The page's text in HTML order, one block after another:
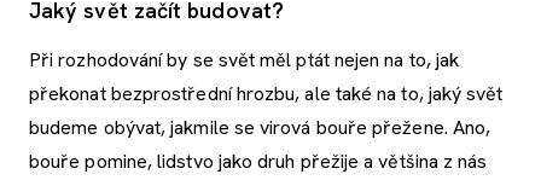
Jaký svět začít budovat?
Při rozhodování by se svět měl ptát nejen na to, jak
překonat bezprostřední hrozbu, ale také na to, jaký svět
budeme obývat, jakmile se virová bouře přežene. Ano,
bouře pomine, lidstvo jako druh přežije a většina z nás